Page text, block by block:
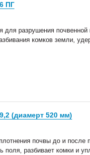
ПГ
для разрушения
комков земли,
(диамерт 520 мм)
почвы до и после
поля, разбивает комки и